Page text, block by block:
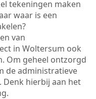
tekeningen maken
waar is een
van
in Woltersum ook
Om geheel ontzorgd
de administratieve
hierbij aan het